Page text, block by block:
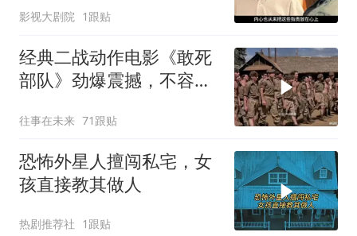
影视大剧院 1跟贴
经典二战动作电影《敢死
部队》劲爆震撼，不容错
往事在未来 71跟贴
恐怖外星人擅闯私宅，女
孩直接教其做人
热剧推荐社 1跟贴